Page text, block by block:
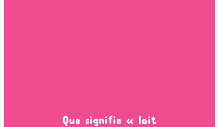
Que signifie « lait